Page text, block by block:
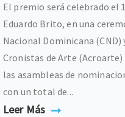
El premio será celebrado el
Eduardo Brito, en una
Nacional Dominicana
Cronistas de Arte
las asambleas de
con un total de...
Leer Más